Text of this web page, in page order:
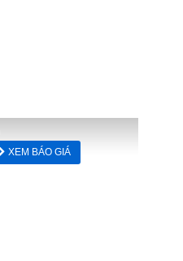
XEM BÁO GIÁ